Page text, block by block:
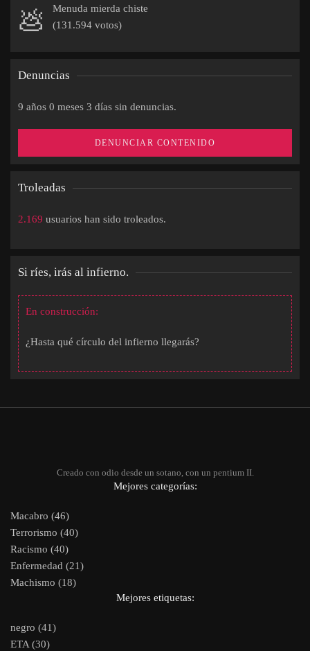
💩
Menuda mierda chiste
(131.594 votos)
Denuncias
9 años 0 meses 3 días sin denuncias.
DENUNCIAR CONTENIDO
Troleadas
2.169 usuarios han sido troleados.
Si ríes, irás al infierno.
En construcción:
¿Hasta qué círculo del infierno llegarás?
Creado con odio desde un sotano, con un pentium II.
Mejores categorías:
Macabro (46)
Terrorismo (40)
Racismo (40)
Enfermedad (21)
Machismo (18)
Mejores etiquetas:
negro (41)
ETA (30)